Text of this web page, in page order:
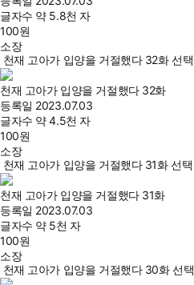
글자수 약 5.8천 자
100원
소장
천재 고아가 입양을 거절했다 32화 선택
천재 고아가 입양을 거절했다 32화
등록일 2023.07.03
글자수 약 4.5천 자
100원
소장
천재 고아가 입양을 거절했다 31화 선택
천재 고아가 입양을 거절했다 31화
등록일 2023.07.03
글자수 약 5천 자
100원
소장
천재 고아가 입양을 거절했다 30화 선택